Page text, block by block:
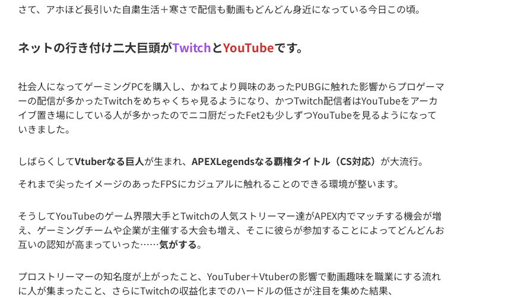
さて、アホほど長引いた自粛生活＋寒さで配信も動画もどんどん身近になっている今日この頃。
ネットの行き付け二大巨頭がTwitchとYouTubeです。
社会人になってゲーミングPCを購入し、かねてより興味のあったPUBGに触れた影響からプロゲーマ
ーの配信が多かったTwitchをめちゃくちゃ見るようになり、かつTwitch配信者はYouTubeをアーカ
イブ置き場にしている人が多かったのでニコ厨だったFet2も少しずつYouTubeを見るようになって
いきました。
しばらくしてVtuberなる巨人が生まれ、 APEXLegendsなる覇権タイトル（CS対応） が大流行。
それまで尖ったイメージのあったFPSにカジュアルに触れることのできる環境が整います。
そうしてYouTubeのゲーム界隈大手とTwitchの人気ストリーマー達がAPEX内でマッチする機会が増
え、ゲーミングチームや企業が主催する大会も増え、そこに彼らが参加することによってどんどんお
互いの認知が高まっていった……気がする。
プロストリーマーの知名度が上がったこと、YouTuber＋Vtuberの影響で動画趣味を職業にする流れ
に人が集まったこと、さらにTwitchの収益化までのハードルの低さが注目を集めた結果、